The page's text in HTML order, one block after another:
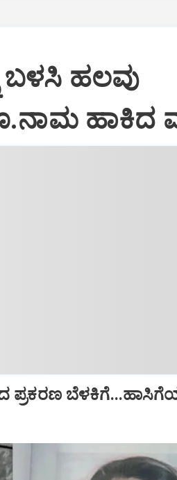
ಹಲವು
ಪ್ರಕರಣ